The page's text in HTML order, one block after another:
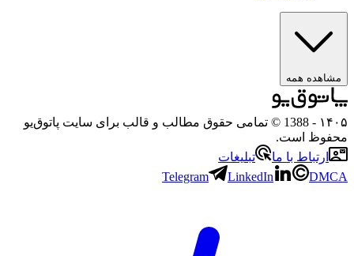
مشاهده همه
۱۴۰۵
- 1388 © تمامی حقوق مطالب و قالب برای سایت پاتوق‌یو
محفوظ است.
ارتباط با ما
تبلیغات
Telegram
LinkedIn DMCA